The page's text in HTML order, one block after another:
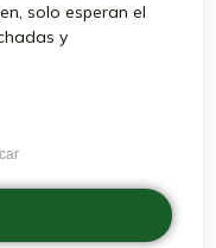
solo esperan el
y